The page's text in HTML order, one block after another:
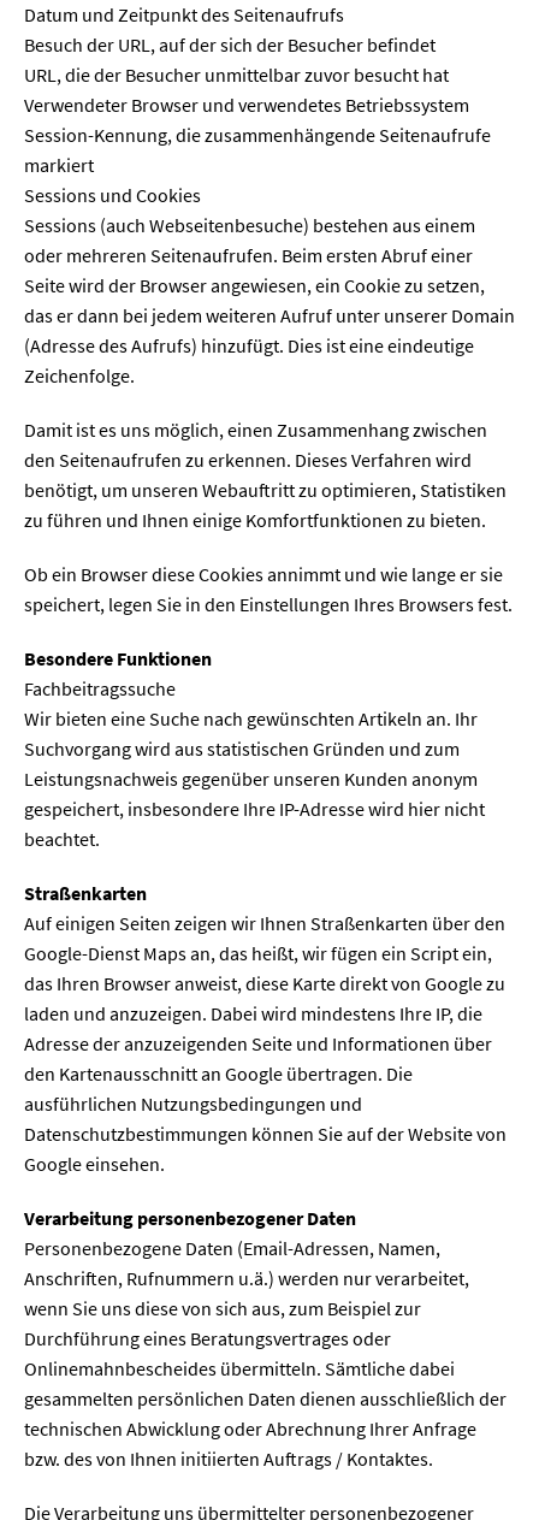
Datum und Zeitpunkt des Seitenaufrufs
Besuch der URL, auf der sich der Besucher befindet
URL, die der Besucher unmittelbar zuvor besucht hat
Verwendeter Browser und verwendetes Betriebssystem
Session-Kennung, die zusammenhängende Seitenaufrufe
markiert
Sessions und Cookies
Sessions (auch Webseitenbesuche) bestehen aus einem
oder mehreren Seitenaufrufen. Beim ersten Abruf einer
Seite wird der Browser angewiesen, ein Cookie zu setzen,
das er dann bei jedem weiteren Aufruf unter unserer Domain
(Adresse des Aufrufs) hinzufügt. Dies ist eine eindeutige
Zeichenfolge.
Damit ist es uns möglich, einen Zusammenhang zwischen
den Seitenaufrufen zu erkennen. Dieses Verfahren wird
benötigt, um unseren Webauftritt zu optimieren, Statistiken
zu führen und Ihnen einige Komfortfunktionen zu bieten.
Ob ein Browser diese Cookies annimmt und wie lange er sie
speichert, legen Sie in den Einstellungen Ihres Browsers fest.
Besondere Funktionen
Fachbeitragssuche
Wir bieten eine Suche nach gewünschten Artikeln an. Ihr
Suchvorgang wird aus statistischen Gründen und zum
Leistungsnachweis gegenüber unseren Kunden anonym
gespeichert, insbesondere Ihre IP-Adresse wird hier nicht
beachtet.
Straßenkarten
Auf einigen Seiten zeigen wir Ihnen Straßenkarten über den
Google-Dienst Maps an, das heißt, wir fügen ein Script ein,
das Ihren Browser anweist, diese Karte direkt von Google zu
laden und anzuzeigen. Dabei wird mindestens Ihre IP, die
Adresse der anzuzeigenden Seite und Informationen über
den Kartenausschnitt an Google übertragen. Die
ausführlichen Nutzungsbedingungen und
Datenschutzbestimmungen können Sie auf der Website von
Google einsehen.
Verarbeitung personenbezogener Daten
Personenbezogene Daten (Email-Adressen, Namen,
Anschriften, Rufnummern u.ä.) werden nur verarbeitet,
wenn Sie uns diese von sich aus, zum Beispiel zur
Durchführung eines Beratungsvertrages oder
Onlinemahnbescheides übermitteln. Sämtliche dabei
gesammelten persönlichen Daten dienen ausschließlich der
technischen Abwicklung oder Abrechnung Ihrer Anfrage
bzw. des von Ihnen initiierten Auftrags / Kontaktes.
Die Verarbeitung uns übermittelter personenbezogener